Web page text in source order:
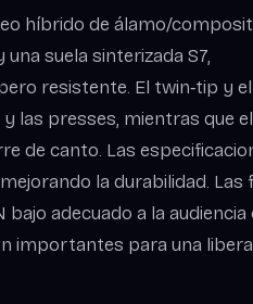
híbrido de álamo/
suela sinterizada S7,
resistente. El twin‑tip y
las presses, mientras que
de canto. Las
la durabilidad. Las
adecuado a la audiencia
importantes para una